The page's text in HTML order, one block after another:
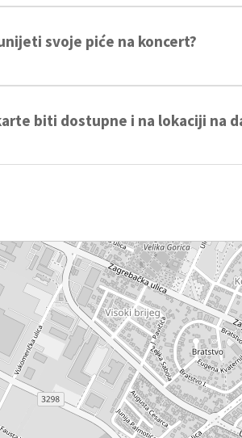
svoje piće na koncert?
biti dostupne i na lokaciji na